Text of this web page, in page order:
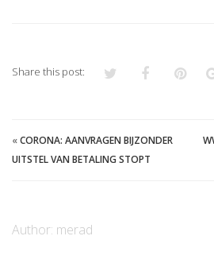
Share this post:
«CORONA: AANVRAGEN BIJZONDER
UITSTEL VAN BETALING STOPT
Author: merad